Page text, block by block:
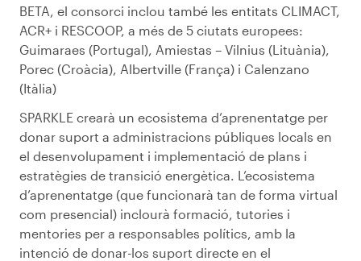
BETA, el consorci inclou també les entitats CLIMACT,
ACR+ i RESCOOP, a més de 5 ciutats europees:
Guimaraes (Portugal), Amiestas – Vilnius (Lituània),
Porec (Croàcia), Albertville (França) i Calenzano
(Itàlia)
SPARKLE crearà un ecosistema d’aprenentatge per
donar suport a administracions públiques locals en
el desenvolupament i implementació de plans i
estratègies de transició energètica. L’ecosistema
d’aprenentatge (que funcionarà tan de forma virtual
com presencial) inclourà formació, tutories i
mentories per a responsables polítics, amb la
intenció de donar-los suport directe en el